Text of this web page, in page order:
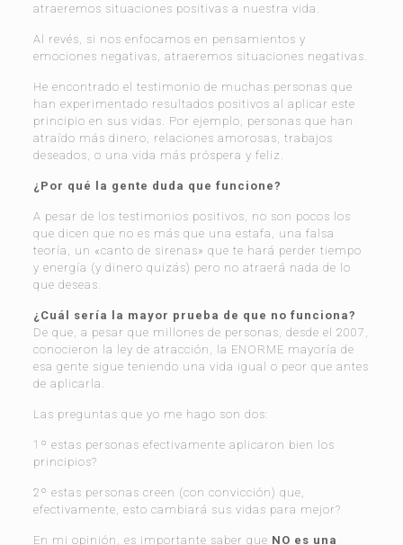
atraeremos situaciones positivas a nuestra vida.
Al revés, si nos enfocamos en pensamientos y
emociones negativas, atraeremos situaciones negativas.
He encontrado el testimonio de muchas personas que
han experimentado resultados positivos al aplicar este
principio en sus vidas. Por ejemplo, personas que han
atraído más dinero, relaciones amorosas, trabajos
deseados, o una vida más próspera y feliz.
¿Por qué la gente duda que funcione?
A pesar de los testimonios positivos, no son pocos los
que dicen que no es más que una estafa, una falsa
teoría, un «canto de sirenas» que te hará perder tiempo
y energía (y dinero quizás) pero no atraerá nada de lo
que deseas.
¿Cuál sería la mayor prueba de que no funciona?
De que, a pesar que millones de personas, desde el 2007,
conocieron la ley de atracción, la ENORME mayoría de
esa gente sigue teniendo una vida igual o peor que antes
de aplicarla.
Las preguntas que yo me hago son dos:
1º estas personas efectivamente aplicaron bien los
principios?
2º estas personas creen (con convicción) que,
efectivamente, esto cambiará sus vidas para mejor?
En mi opinión, es importante saber que NO es una